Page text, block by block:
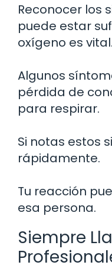
Reconocer los
puede estar
oxígeno es vital.
Algunos
pérdida de
para respirar.
Si notas estos
rápidamente.
Tu reacción
esa persona.
Siempre